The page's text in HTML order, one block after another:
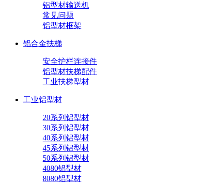
铝型材输送机
常见问题
铝型材框架
铝合金扶梯
安全护栏连接件
铝型材扶梯配件
工业扶梯型材
工业铝型材
20系列铝型材
30系列铝型材
40系列铝型材
45系列铝型材
50系列铝型材
4080铝型材
8080铝型材